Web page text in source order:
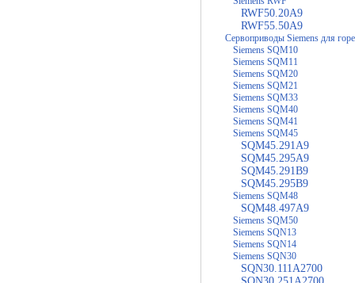
RWF50.20A9
RWF55.50A9
Сервоприводы Siemens для
Siemens SQM10
Siemens SQM11
Siemens SQM20
Siemens SQM21
Siemens SQM33
Siemens SQM40
Siemens SQM41
Siemens SQM45
SQM45.291A9
SQM45.295A9
SQM45.291B9
SQM45.295B9
Siemens SQM48
SQM48.497A9
Siemens SQM50
Siemens SQN13
Siemens SQN14
Siemens SQN30
SQN30.111A2700